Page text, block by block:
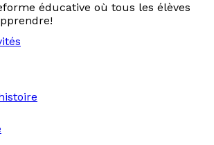
éducative où tous les élèves